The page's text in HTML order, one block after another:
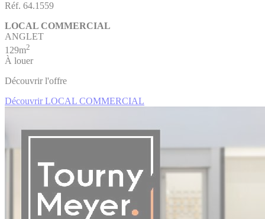
Réf. 64.1559
LOCAL COMMERCIAL
ANGLET
129m2
À louer
Découvrir l'offre
Découvrir LOCAL COMMERCIAL